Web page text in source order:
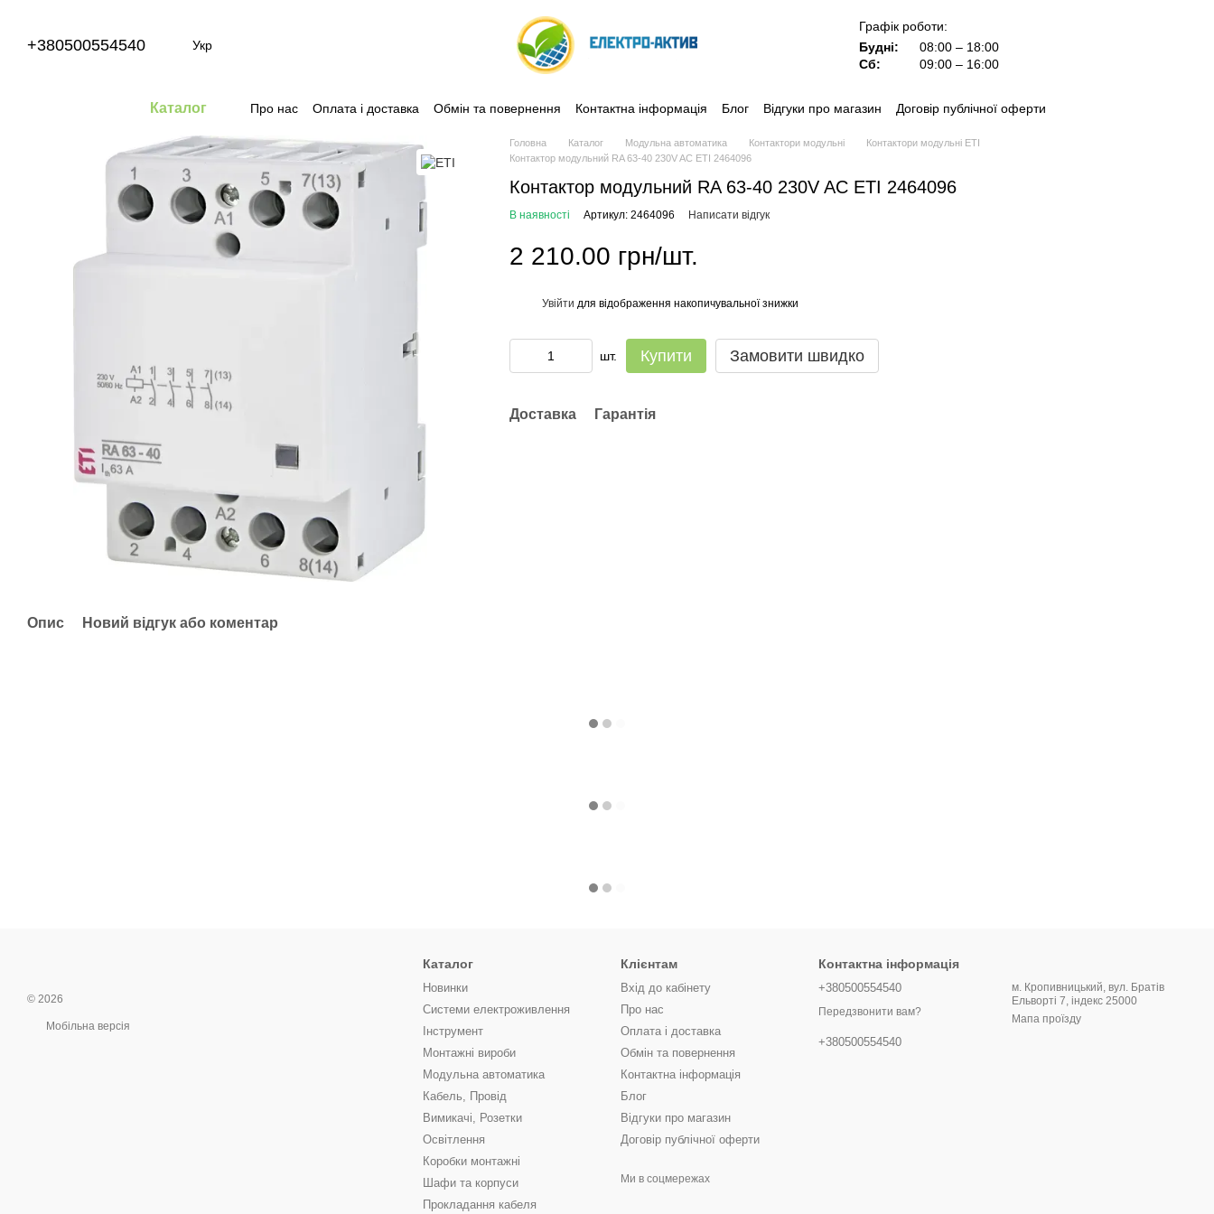
+380500554540 Укр
Графік роботи:
Будні:
08:00 – 18:00
Сб:
09:00 – 16:00
Каталог Про нас Оплата і доставка Обмін та повернення Контактна інформація Блог Відгуки про магазин Договір публічної оферти
Опис Новий відгук або коментар
Головна Каталог Модульна автоматика Контактори модульні
Контактори модульні ETI
Контактор модульний RA 63-40 230V AC ЕТІ 2464096
Контактор модульний RA 63-40 230V AC ЕТІ 2464096
В наявності Артикул: 2464096 Написати відгук
2 210.00 грн/шт.
Увійти для відображення накопичувальної знижки
шт. Купити Замовити швидко
Доставка Гарантія
© 2026
Мобільна версія
Каталог
Новинки
Системи електроживлення
Інструмент
Монтажні вироби
Модульна автоматика
Кабель, Провід
Вимикачі, Розетки
Освітлення
Коробки монтажні
Шафи та корпуси
Прокладання кабеля
Клієнтам
Вхід до кабінету
Про нас
Оплата і доставка
Обмін та повернення
Контактна інформація
Блог
Відгуки про магазин
Договір публічної оферти
Ми в соцмережах
Контактна інформація
+380500554540
Передзвонити вам?
+380500554540
м. Кропивницький, вул. Братів
Ельворті 7, індекс 25000
Мапа проїзду